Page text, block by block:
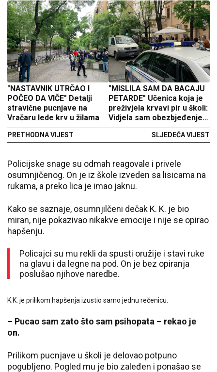
"NASTAVNIK UTRČAO I
POČEO DA VIČE" Detalji
stravične pucnjave na
Vračaru lede krv u žilama
PRETHODNA VIJEST
"MISLILA SAM DA BACAJU
PETARDE" Učenica koja je
preživjela krvavi pir u školi:
Vidjela sam obezbjeđenje
kako pada
SLJEDEĆA VIJEST
Policijske snage su odmah reagovale i privele
osumnjičenog. On je iz škole izveden sa lisicama na
rukama, a preko lica je imao jaknu.
Kako se saznaje, osumnjilčeni dečak K. K. je bio
miran, nije pokazivao nikakve emocije i nije se opirao
hapšenju.
Policajci su mu rekli da spusti oružije i stavi ruke
na glavu i da legne na pod. On je bez opiranja
poslušao njihove naredbe.
K.K. je prilikom hapšenja izustio samo jednu rečenicu:
– Pucao sam zato što sam psihopata – rekao je
on.
Prilikom pucnjave u školi je delovao potpuno
pogubljeno. Pogled mu je bio zaleđen i ponašao se